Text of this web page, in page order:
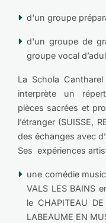
d'un groupe
d'un groupe de
groupe vocal
La Schola
interprète un
pièces sacrées et
l’étranger (SUISSE,
des échanges avec
Ses expériences
une comédie
VALS LES BAINS
le CHAPITEAU
LABEAUME EN